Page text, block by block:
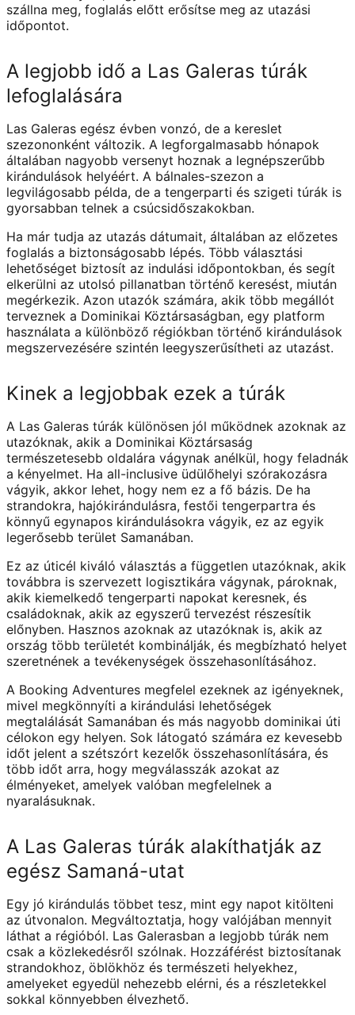
szállna meg, foglalás előtt erősítse meg az utazási
időpontot.
A legjobb idő a Las Galeras túrák
lefoglalására
Las Galeras egész évben vonzó, de a kereslet
szezononként változik. A legforgalmasabb hónapok
általában nagyobb versenyt hoznak a legnépszerűbb
kirándulások helyéért. A bálnales-szezon a
legvilágosabb példa, de a tengerparti és szigeti túrák is
gyorsabban telnek a csúcsidőszakokban.
Ha már tudja az utazás dátumait, általában az előzetes
foglalás a biztonságosabb lépés. Több választási
lehetőséget biztosít az indulási időpontokban, és segít
elkerülni az utolsó pillanatban történő keresést, miután
megérkezik. Azon utazók számára, akik több megállót
terveznek a Dominikai Köztársaságban, egy platform
használata a különböző régiókban történő kirándulások
megszervezésére szintén leegyszerűsítheti az utazást.
Kinek a legjobbak ezek a túrák
A Las Galeras túrák különösen jól működnek azoknak az
utazóknak, akik a Dominikai Köztársaság
természetesebb oldalára vágynak anélkül, hogy feladnák
a kényelmet. Ha all-inclusive üdülőhelyi szórakozásra
vágyik, akkor lehet, hogy nem ez a fő bázis. De ha
strandokra, hajókirándulásra, festői tengerpartra és
könnyű egynapos kirándulásokra vágyik, ez az egyik
legerősebb terület Samanában.
Ez az úticél kiváló választás a független utazóknak, akik
továbbra is szervezett logisztikára vágynak, pároknak,
akik kiemelkedő tengerparti napokat keresnek, és
családoknak, akik az egyszerű tervezést részesítik
előnyben. Hasznos azoknak az utazóknak is, akik az
ország több területét kombinálják, és megbízható helyet
szeretnének a tevékenységek összehasonlításához.
A Booking Adventures megfelel ezeknek az igényeknek,
mivel megkönnyíti a kirándulási lehetőségek
megtalálását Samanában és más nagyobb dominikai úti
célokon egy helyen. Sok látogató számára ez kevesebb
időt jelent a szétszórt kezelők összehasonlítására, és
több időt arra, hogy megválasszák azokat az
élményeket, amelyek valóban megfelelnek a
nyaralásuknak.
A Las Galeras túrák alakíthatják az
egész Samaná-utat
Egy jó kirándulás többet tesz, mint egy napot kitölteni
az útvonalon. Megváltoztatja, hogy valójában mennyit
láthat a régióból. Las Galerasban a legjobb túrák nem
csak a közlekedésről szólnak. Hozzáférést biztosítanak
strandokhoz, öblökhöz és természeti helyekhez,
amelyeket egyedül nehezebb elérni, és a részletekkel
sokkal könnyebben élvezhető.